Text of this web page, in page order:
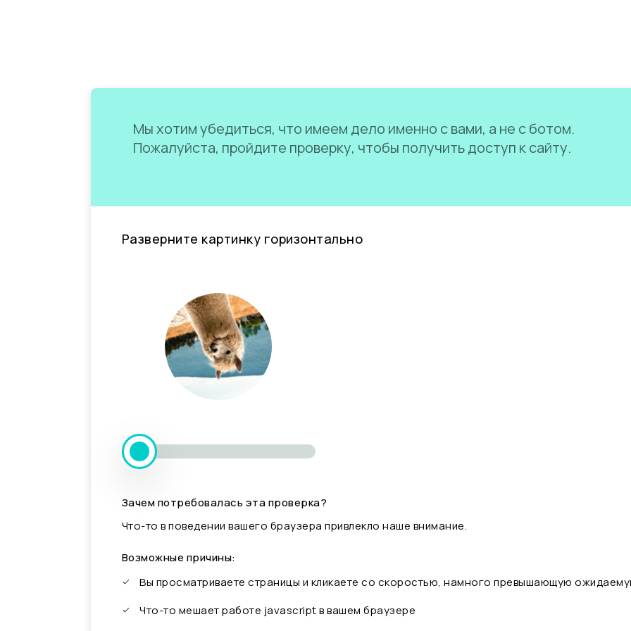
Мы хотим убедиться, что имеем дело именно с вами, а не с ботом.
Пожалуйста, пройдите проверку, чтобы получить доступ к сайту.
Разверните картинку горизонтально
Зачем потребовалась эта проверка?
Что-то в поведении вашего браузера привлекло наше внимание.
Возможные причины:
Вы просматриваете страницы и кликаете со скоростью, намного превышающую
Что-то мешает работе javascript в вашем браузере